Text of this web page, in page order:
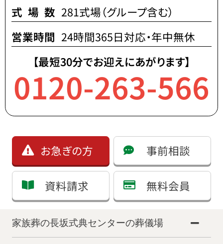
式場数 281式場（グループ含む）
営業時間 24時間365日対応・年中無休
【最短30分でお迎えにあがります】
0120-263-566
お急ぎの方 事前相談
資料請求 無料会員
家族葬の長坂式典センターの葬儀場